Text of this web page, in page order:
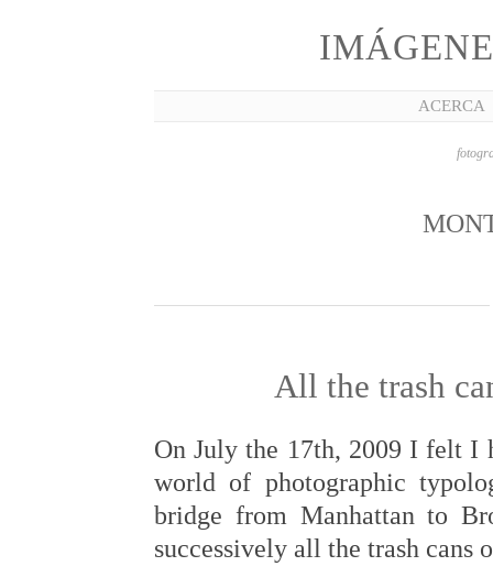
ACERCA
All the trash
On July the 17th, 2009 I felt I
world of photographic
bridge from Manhattan to
successively all the trash cans